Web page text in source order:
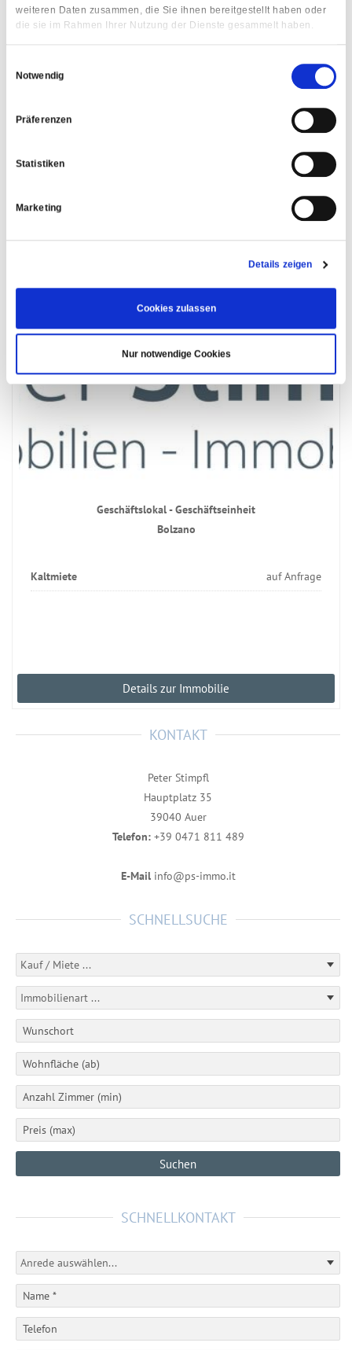
weiteren Daten zusammen, die Sie ihnen bereitgestellt haben oder
die sie im Rahmen Ihrer Nutzung der Dienste gesammelt haben.
Notwendig
Präferenzen
Statistiken
Marketing
Details zeigen
Cookies zulassen
Nur notwendige Cookies
auf Anfrage
Geschäftslokal - Geschäftseinheit
Bolzano
Kaltmiete auf Anfrage
Details zur Immobilie
KONTAKT
Peter Stimpfl
Hauptplatz 35
39040 Auer
Telefon: +39 0471 811 489
E-Mail info@ps-immo.it
SCHNELLSUCHE
SCHNELLKONTAKT